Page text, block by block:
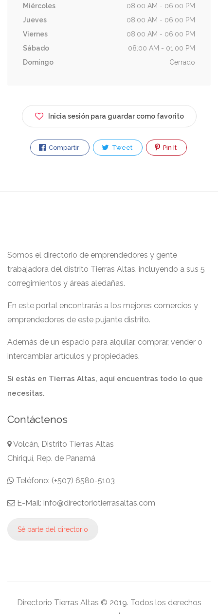
Miércoles
08:00 AM - 06:00 PM
Jueves
08:00 AM - 06:00 PM
Viernes
08:00 AM - 06:00 PM
Sábado
08:00 AM - 01:00 PM
Domingo
Cerrado
Inicia sesión para guardar como favorito
Compartir Tweet Pin It
Somos el directorio de emprendedores y gente
trabajadora del distrito Tierras Altas, incluyendo a sus 5
corregimientos y áreas aledañas.
En este portal encontrarás a los mejores comercios y
emprendedores de este pujante distrito.
Además de un espacio para alquilar, comprar, vender o
intercambiar artículos y propiedades.
Si estás en Tierras Altas, aquí encuentras todo lo que
necesitas.
Contáctenos
Volcán, Distrito Tierras Altas
Chiriquí, Rep. de Panamá
Teléfono: (+507) 6580-5103
E-Mail: info@directoriotierrasaltas.com
Sé parte del directorio
Directorio Tierras Altas © 2019. Todos los derechos